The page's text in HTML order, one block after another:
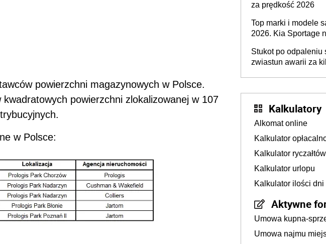
powierzchni magazynowych w Polsce.
powierzchni zlokalizowanej w 107
w Polsce:
za prędkość 2026
Top marki i modele
2026. Kia Sportage
Stukot po odpaleniu
zwiastun awarii za
Kalkulatory
Alkomat online
Kalkulator
Kalkulator
Kalkulator urlopu
Kalkulator ilości dni
Aktywne
Umowa kupna-
Umowa najmu